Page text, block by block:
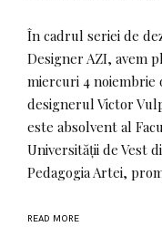
În cadrul seriei de
Designer AZI, avem
miercuri 4 noiembrie
designerul Victor
este absolvent al
Universității de Vest
Pedagogia Artei,
READ MORE